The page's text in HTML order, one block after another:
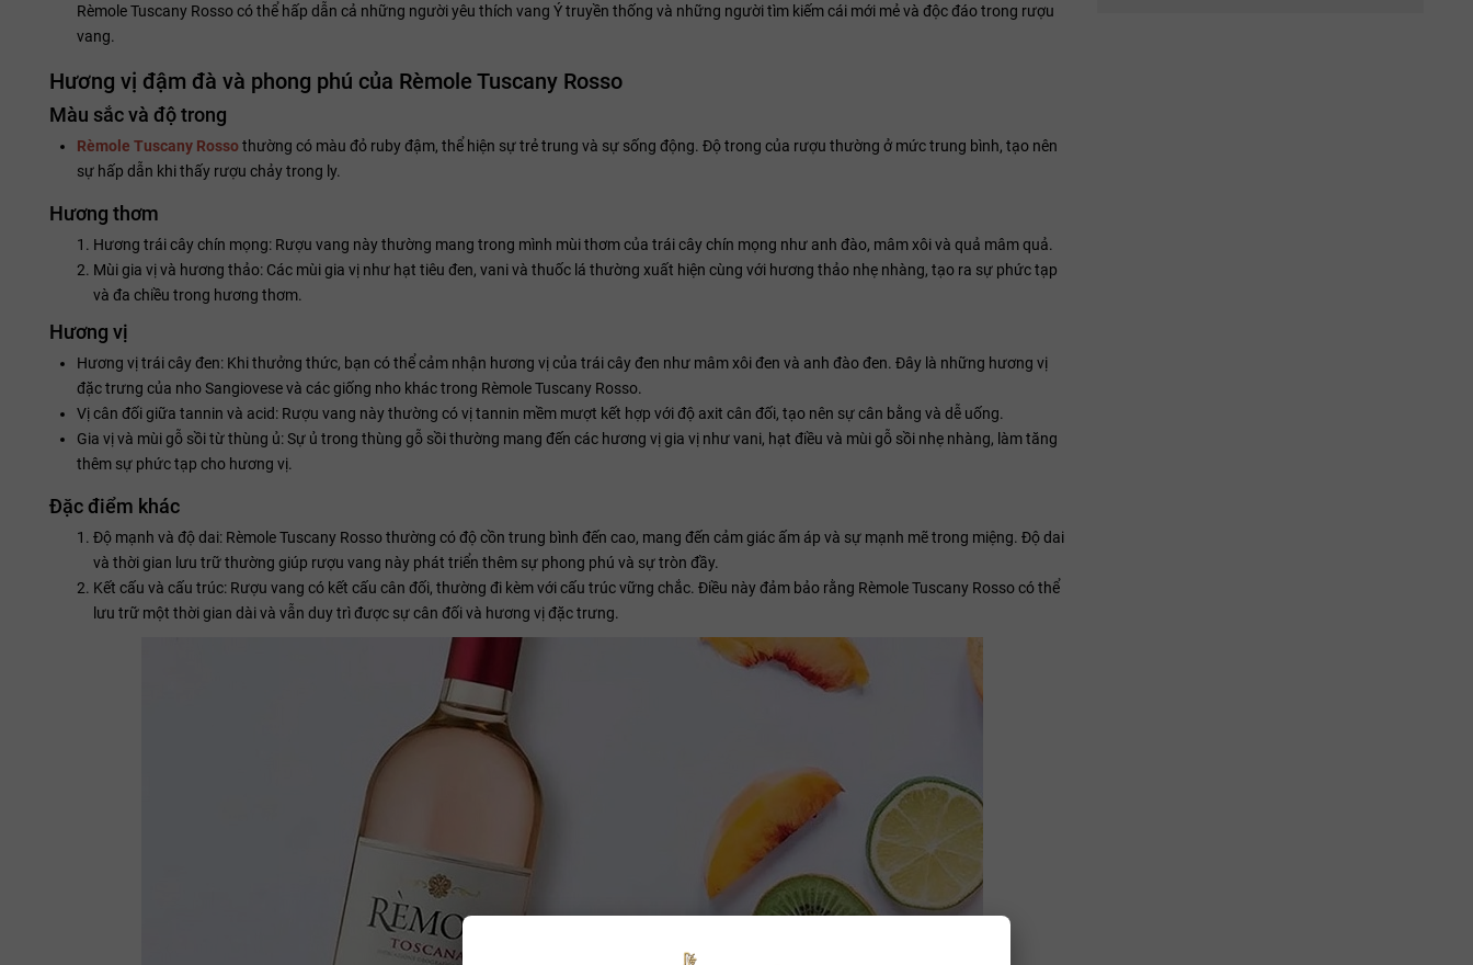
Rèmole Tuscany Rosso có thể hấp dẫn cả những người yêu thích vang Ý truyền thống và những người tìm kiếm cái mới mẻ và độc đáo trong rượu
vang.
Hương vị đậm đà và phong phú của Rèmole Tuscany Rosso
Màu sắc và độ trong
Rèmole Tuscany Rossothường có màu đỏ ruby đậm, thể hiện sự trẻ trung và sự sống động. Độ trong của rượu thường ở mức trung bình, tạo nên
sự hấp dẫn khi thấy rượu chảy trong ly.
Hương thơm
Hương trái cây chín mọng: Rượu vang này thường mang trong mình mùi thơm của trái cây chín mọng như anh đào, mâm xôi và quả mâm quả.
Mùi gia vị và hương thảo: Các mùi gia vị như hạt tiêu đen, vani và thuốc lá thường xuất hiện cùng với hương thảo nhẹ nhàng, tạo ra sự phức tạp
và đa chiều trong hương thơm.
Hương vị
Hương vị trái cây đen: Khi thưởng thức, bạn có thể cảm nhận hương vị của trái cây đen như mâm xôi đen và anh đào đen. Đây là những hương vị
đặc trưng của nho Sangiovese và các giống nho khác trong Rèmole Tuscany Rosso.
Vị cân đối giữa tannin và acid: Rượu vang này thường có vị tannin mềm mượt kết hợp với độ axit cân đối, tạo nên sự cân bằng và dễ uống.
Gia vị và mùi gỗ sồi từ thùng ủ: Sự ủ trong thùng gỗ sồi thường mang đến các hương vị gia vị như vani, hạt điều và mùi gỗ sồi nhẹ nhàng, làm tăng
thêm sự phức tạp cho hương vị.
Đặc điểm khác
Độ mạnh và độ dai: Rèmole Tuscany Rosso thường có độ cồn trung bình đến cao, mang đến cảm giác ấm áp và sự mạnh mẽ trong miệng. Độ dai
và thời gian lưu trữ thường giúp rượu vang này phát triển thêm sự phong phú và sự tròn đầy.
Kết cấu và cấu trúc: Rượu vang có kết cấu cân đối, thường đi kèm với cấu trúc vững chắc. Điều này đảm bảo rằng Rèmole Tuscany Rosso có thể
lưu trữ một thời gian dài và vẫn duy trì được sự cân đối và hương vị đặc trưng.